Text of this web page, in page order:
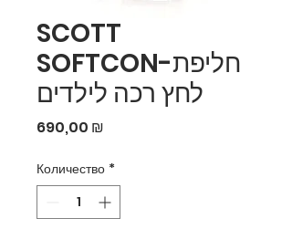
SCOTT
SOFTCON-חליפת
לחץ רכה לילדים
690,00 ₪
Количество *